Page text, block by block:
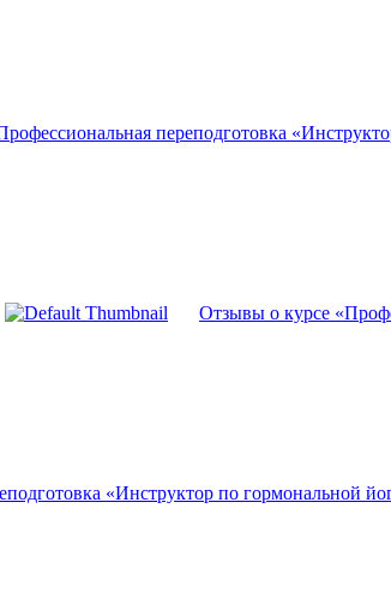
переподготовка
Отзывы о курсе
«Инструктор по гормональной